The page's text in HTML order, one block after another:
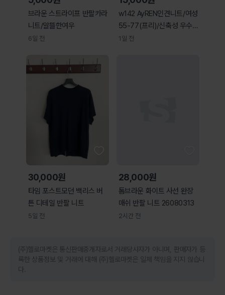
브라운 스트라이프 반팔카라
니트/알뜰한여우
6일 전
w142 AyREN인견니트/여성
55-77(프리)/신축성 우수/
사놀까
1일 전
30,000원
타임 포스트모던 백리스 버
튼 디테일 반팔 니트
5일 전
28,000원
톰브라운 화이트 사선 완장
매쉬 반팔 니트 26080313
2시간 전
(주)헬로마켓은 통신판매중개자로서 거래당사자가 아니며, 판매자가 등
록한 상품정보 및 거래에 대해 (주)헬로마켓은 일체 책임을 지지 않습니
다.